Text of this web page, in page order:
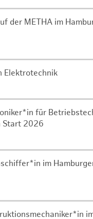
der METHA im
Elektrotechnik
für
Start 2026
im